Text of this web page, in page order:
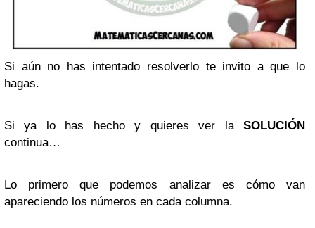
Si aún no has intentado resolverlo te invito a que lo
hagas.
Si ya lo has hecho y quieres ver la SOLUCIÓN
continua…
Lo primero que podemos analizar es cómo van
apareciendo los números en cada columna.